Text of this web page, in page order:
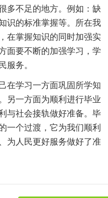
多不足的地方。例如：缺
识的标准掌握等。所在我
在掌握知识的同时加强实
面要不断的加强学习，学
服务。
在学习一方面巩固所学知
另一方面为顺利进行毕业
与社会接轨做好准备。毕
一个过渡，它为我们顺利
为人民更好服务做好了准